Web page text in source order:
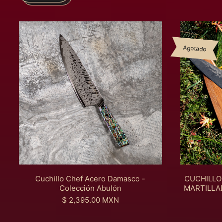
C
u
c
h
i
l
l
o
C
h
e
f
A
c
e
r
o
D
m
Cuchillo Chef Acero Damasco -
Colección Abulón
P
$ 2,395.00 MXN
Agotado